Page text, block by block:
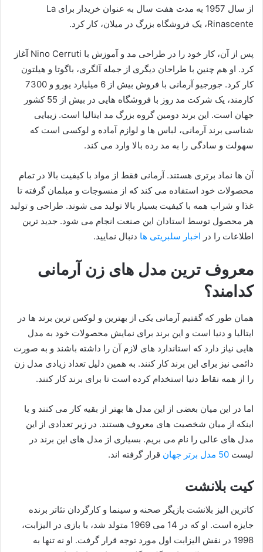
از سال 1957 به مدت هفت سال به عنوان خریدار برای La
Rinascente، یک فروشگاه بزرگ در میلان، کار کرد.
پس از آن، کار خود را در طراحی مد و آموزش با Nino Cerruti آغاز
کرد. او هم چنین با طراحان دیگری از جمله آلگری، باگوتا و هیلتون
کار کرد. جورجیو آرمانی با فروش بیش از 6 میلیارد یورو و 7300
کارمند، یک شرکت مد روز با فروشگاه هایی در بیش از 55 کشور
جهان است. این برند دومین گروه بزرگ مد ایتالیا است. زیبایی
شناسی برند آرمانی، لباس ها و لوازم آماده و لوکسی است که
سهولت و سادگی را به مد رده بالا وارد می کند.
آن ها نماد برتری هستند. آرمانی فقط از مواد با کیفیت بالا در تمام
محصولات خود استفاده می کند که از منسوجات و مبلمان گرفته تا
غذا و شراب همه با کیفیت بسیار بالا تولید می شوند. طراحی و تولید
هر محصول توسط استادان این صنعت انجام می شود. جدید ترین
اطلاعات را در اخبار سلبریتی ها دنبال نمایید.
معروف ترین مدل های زن آرمانی
کدامند؟
همان طور که گفتیم آرمانی یکی از بهترین و لوکس ترین برند ها در
ایتالیا و دنیا است و این برند برای نمایش محصولات خود به مدل
هایی نیاز دارد که استاندارد های لازم آن را داشته باشند و به صورت
دائمی نیز برای این برند کار کنند. به همین دلیل تعداد زیادی مدل زن
را از همه نقاط دنیا استخدام کرده است تا برای برند کار کنند.
اما در این میان بعضی از این مدل ها بهتر از بقیه کار می کنند و یا
اینکه از میان شخصیت های معروف هستند. در زیر تعدادی از این
مدل های عالی را نام می بریم. بسیاری از مدل های این برند در
لیست 50 مدل برتر جهان قرار گرفته اند.
کیت بلانشت
کاترین الیز بلانشت بازیگر صحنه و سینما و کارگردان تئاتر برنده
جایزه است. او که در 14 می 1969 متولد شد، با بازی در الیزابت،
1998 در نقش الیزابت اول مورد توجه قرار گرفت. او نه تنها به